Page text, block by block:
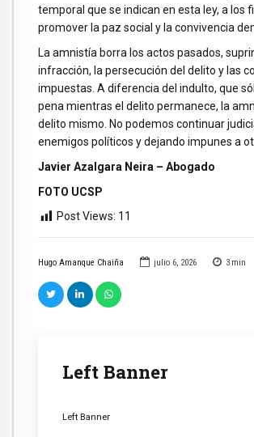
Hugo Amanque Chaiña julio 6, 2026 3 min
Left Banner
Left Banner
temporal que se indican en esta ley, a los
promover la paz social y la convivencia
La amnistía borra los actos pasados,
infracción, la persecución del delito y las
impuestas. A diferencia del indulto, que
pena mientras el delito permanece, la
delito mismo. No podemos continuar
enemigos políticos y dejando impunes a
Javier Azalgara Neira – Abogado
FOTO UCSP
Post Views: 11